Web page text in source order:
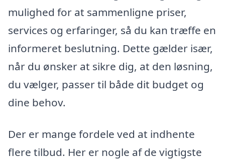
mulighed for at sammenligne priser,
services og erfaringer, så du kan træffe en
informeret beslutning. Dette gælder især,
når du ønsker at sikre dig, at den løsning,
du vælger, passer til både dit budget og
dine behov.
Der er mange fordele ved at indhente
flere tilbud. Her er nogle af de vigtigste